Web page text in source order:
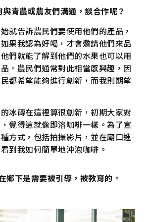
與青農或農友們溝通，談合作呢？
就告訴農民們要使用他們的產品，
果我認為好喝，才會邀請他們來品
們就能了解到他們的水果也可以用
。農民們通常對此相當感興趣，因
都希望能夠進行創新，而我則期望
冰磚在這裡算很創新，初期大家對
覺得這就像即溶咖啡一樣。為了宣
方式，包括拍攝影片，並在廟口進
到我如何簡單地沖泡咖啡。
鄉下是需要被引導，被教育的。